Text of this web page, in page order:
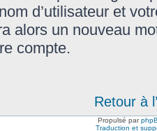
d’utilisateur et
alors un nouveau
compte.
Retour à
Propulsé par
Traduction et